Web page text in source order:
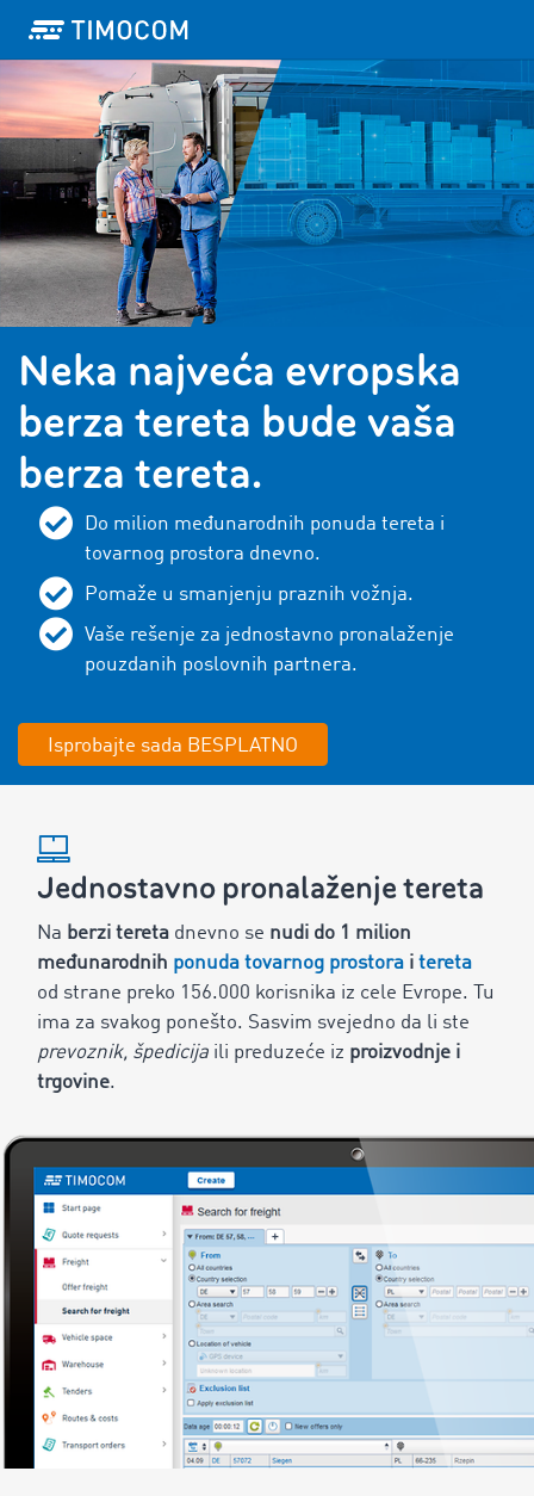
Neka najveća evropska
berza tereta bude vaša
berza tereta.
Do milion međunarodnih ponuda tereta i
tovarnog prostora dnevno.
Pomaže u smanjenju praznih vožnja.
Vaše rešenje za jednostavno pronalaženje
pouzdanih poslovnih partnera.
Isprobajte sada BESPLATNO
Jednostavno pronalaženje tereta
Na berzi tereta dnevno se nudi do 1 milion
međunarodnih ponuda tovarnog prostora i tereta
od strane preko 156.000 korisnika iz cele Evrope. Tu
ima za svakog ponešto. Sasvim svejedno da li ste
prevoznik, špedicija ili preduzeće iz proizvodnje i
trgovine.